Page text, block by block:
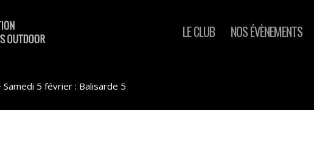
LE CLUB NOS ÉVÈNEMENTS
Samedi 5 février : Balisarde 5